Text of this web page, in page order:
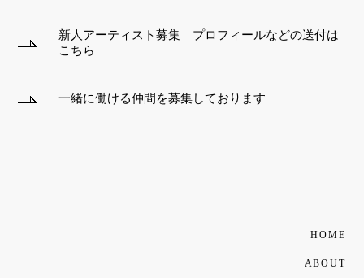
新人アーティスト募集 プロフィールなどの送付は
こちら
一緒に働ける仲間を募集しております
HOME
ABOUT